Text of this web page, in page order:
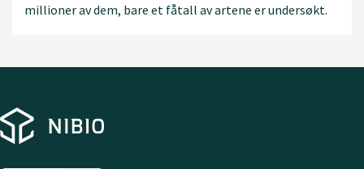
millioner av dem, bare et fåtall av artene er undersøkt.